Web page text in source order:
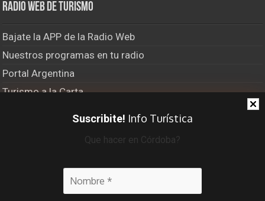
Suscribite! Info Turística
Que hacer en Córdoba?
Radio Web de Turismo
Bajate la APP de la Radio Web
Nuestros programas en tu radio
Portal Argentina
Turismo a la Carta